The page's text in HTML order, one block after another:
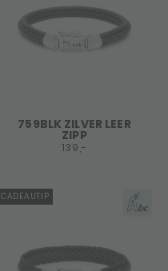
759BLK ZILVER LEER
ZIPP
139,-
CADEAUTIP